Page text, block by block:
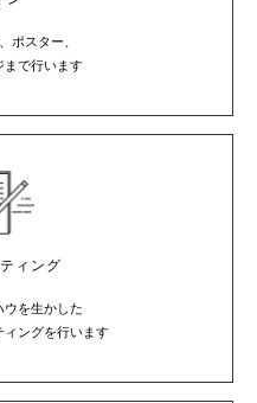
ポスター、
まで行います
ィング
ウを生かした
ィングを行います